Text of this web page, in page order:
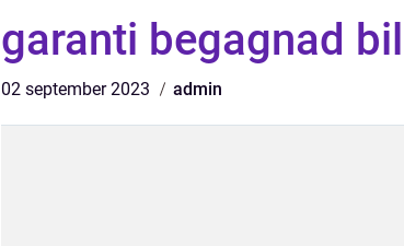
garanti begagnad bil
02 september 2023 admin